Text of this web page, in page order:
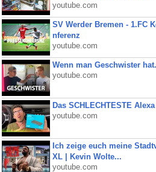
youtube.com
SV Werder Bremen - 1.FC
nferenz
youtube.com
Wenn man Geschwister hat.
youtube.com
Das SCHLECHTESTE
youtube.com
Ich zeige euch meine
XL | Kevin Wolte...
youtube.com